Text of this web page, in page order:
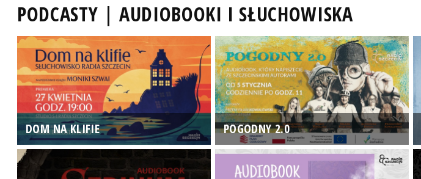
PODCASTY | AUDIOBOOKI I SŁUCHOWISKA
DOM NA KLIFIE POGODNY 2.0